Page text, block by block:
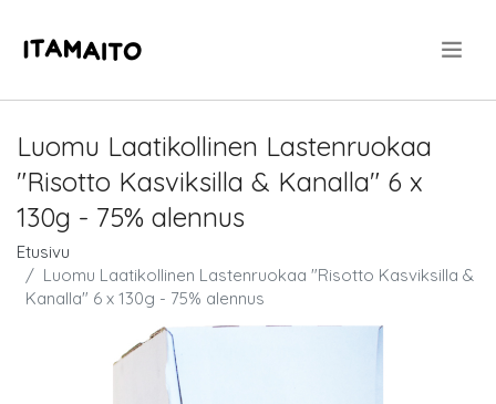
Luomu Laatikollinen Lastenruokaa
"Risotto Kasviksilla & Kanalla" 6 x
130g - 75% alennus
Etusivu
Luomu Laatikollinen Lastenruokaa "Risotto Kasviksilla &
Kanalla" 6 x 130g - 75% alennus